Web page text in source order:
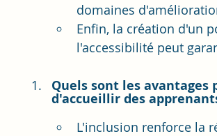
domaines
Enfin, la création d'un
l'accessibilité peut
Quels sont les
d'accueillir des
L'inclusion renforce la